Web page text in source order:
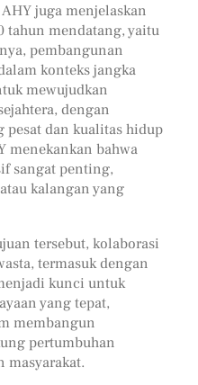
juga menjelaskan
mendatang, yaitu
pembangunan
konteks jangka
mewujudkan
dengan
pesat dan kualitas hidup
menekankan bahwa
sangat penting,
kalangan yang
tersebut, kolaborasi
termasuk dengan
kunci untuk
yang tepat,
membangun
pertumbuhan
masyarakat.